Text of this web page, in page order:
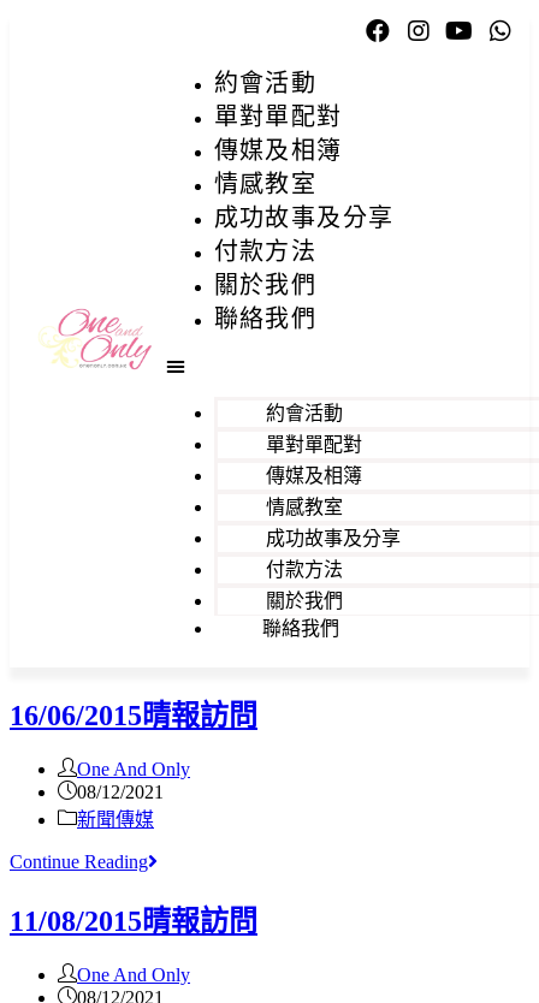
約會活動
單對單配對
傳媒及相簿
情感教室
成功故事及分享
付款方法
關於我們
聯絡我們
約會活動
單對單配對
傳媒及相簿
情感教室
成功故事及分享
付款方法
關於我們
聯絡我們
16/06/2015晴報訪問
One And Only
08/12/2021
新聞傳媒
Continue Reading
11/08/2015晴報訪問
One And Only
08/12/2021